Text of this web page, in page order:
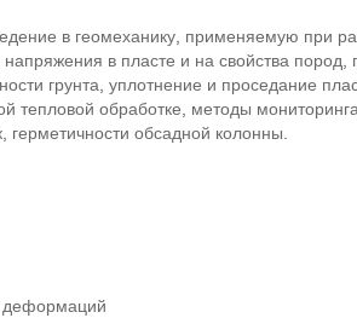
в геомеханику, применяемую при
в пласте и на свойства
грунта, уплотнение и проседание
тепловой обработке, методы
обсадной колонны.